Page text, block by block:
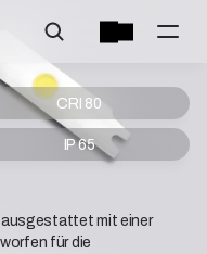
IP 65
CRI 80
ausgestattet mit einer
für die